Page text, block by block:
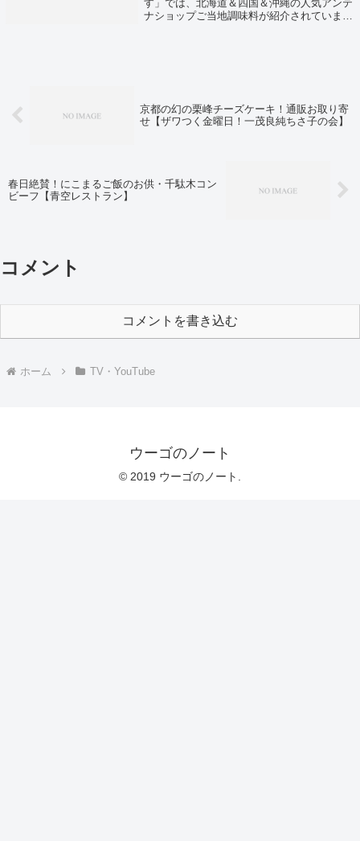
す」では、北海道＆四国＆沖縄の人気アンテ
ナショップご当地調味料が紹介されていまし
京都の幻の栗峰チーズケーキ！通販お取り寄
せ【ザワつく金曜日！一茂良純ちさ子の会】
春日絶賛！にこまるご飯のお供・千駄木コン
ビーフ【青空レストラン】
コメント
コメントを書き込む
ホーム TV・YouTube
ウーゴのノート
© 2019 ウーゴのノート.